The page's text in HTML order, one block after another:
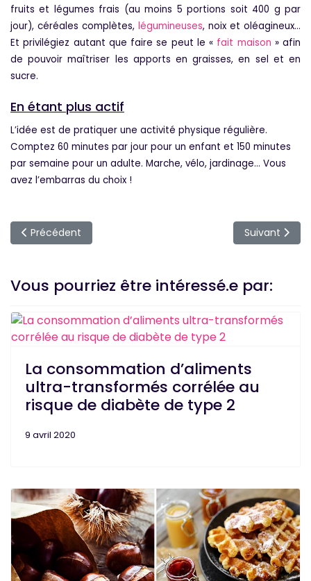
fruits et légumes frais (au moins 5 portions soit 400 g par
jour), céréales complètes, légumineuses, noix et oléagineux…
Et privilégiez autant que faire se peut le « fait maison » afin
de pouvoir maîtriser les apports en graisses, en sel et en
sucre.
En étant plus actif
L’idée est de pratiquer une activité physique régulière.
Comptez 60 minutes par jour pour un enfant et 150 minutes
par semaine pour un adulte. Marche, vélo, jardinage… Vous
avez l’embarras du choix !
Article précédent : Régime méditerranéen et diabète,
Précédent Article
Suivant
Vous pourriez être intéressé.e par:
La consommation d’aliments
ultra-transformés corrélée au
risque de diabète de type 2
9 avril 2020